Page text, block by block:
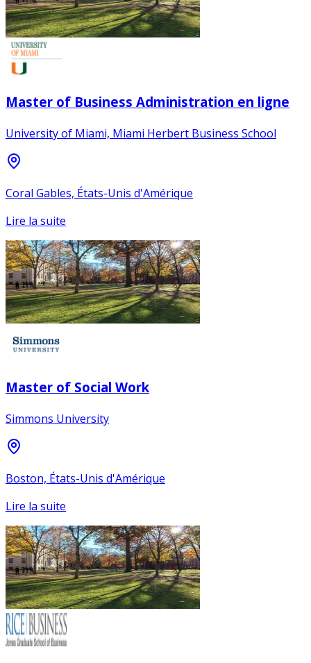
Master of Business Administration en ligne
University of Miami, Miami Herbert Business School
Coral Gables, États-Unis d'Amérique
Lire la suite
Master of Social Work
Simmons University
Boston, États-Unis d'Amérique
Lire la suite